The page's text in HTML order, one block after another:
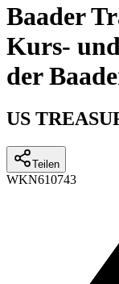
Baader
Kurs-
der
US
Teilen
WKN610743